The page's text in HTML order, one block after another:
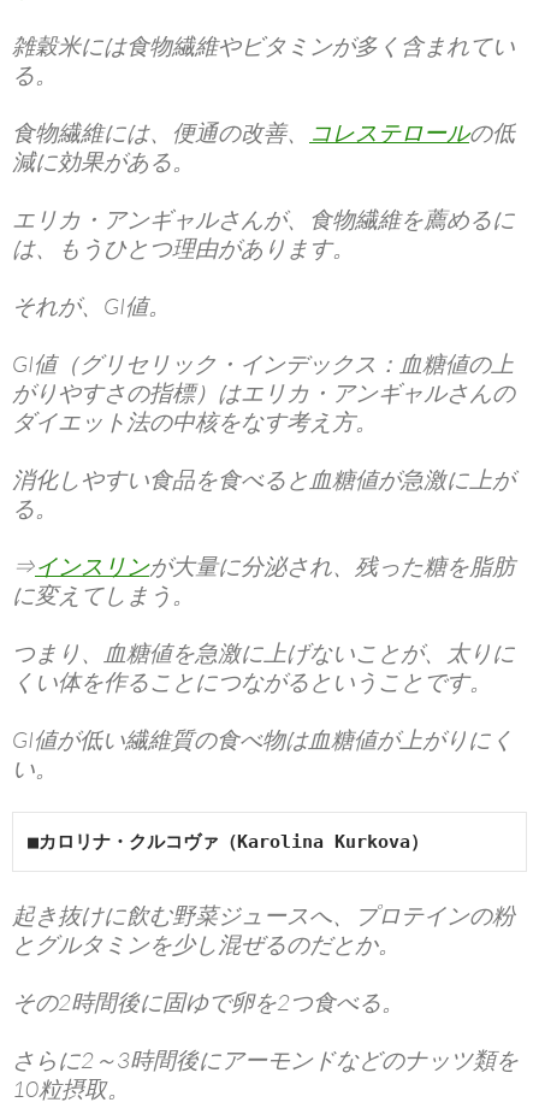
雑穀米には食物繊維やビタミンが多く含まれてい
る。
食物繊維には、便通の改善、
コレステロールの低
減に効果がある。
エリカ・アンギャルさんが、食物繊維を薦めるに
は、もうひとつ理由があります。
それが、GI値。
GI値（グリセリック・インデックス：血糖値の上
がりやすさの指標）はエリカ・アンギャルさんの
ダイエット法の中核をなす考え方。
消化しやすい食品を食べると血糖値が急激に上が
る。
⇒インスリンが大量に分泌され、残った糖を脂肪
に変えてしまう。
つまり、血糖値を急激に上げないことが、太りに
くい体を作ることにつながるということです。
GI値が低い繊維質の食べ物は血糖値が上がりにく
い。
■カロリナ・クルコヴァ（Karolina Kurkova）
起き抜けに飲む野菜ジュースへ、プロテインの粉
とグルタミンを少し混ぜるのだとか。
その2時間後に固ゆで卵を2つ食べる。
さらに2～3時間後にアーモンドなどのナッツ類を
10粒摂取。